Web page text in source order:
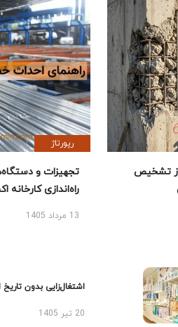
تشخیص
رپورتاژ
تجهیزات و
راه‌اندازی کارخانه
13 مرداد 1405
اشتغال‌زایی بدون تاریخ
20 تیر 1405